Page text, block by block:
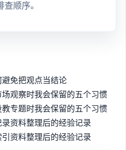
顺序。
免把观点当结论
观察时我会保留的五个习惯
专题时我会保留的五个习惯
资料整理后的经验记录
资料整理后的经验记录